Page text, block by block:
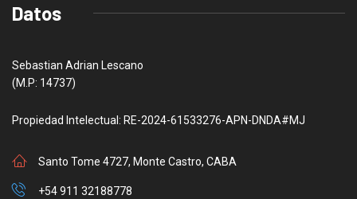
Datos
Sebastian Adrian Lescano
(M.P: 14737)
Propiedad Intelectual: RE-2024-61533276-APN-DNDA#MJ
Santo Tome 4727, Monte Castro, CABA
+54 911 32188778